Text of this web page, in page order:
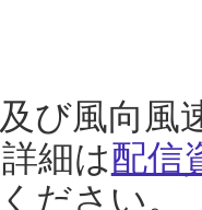
び風向風
細は配信
ださい。